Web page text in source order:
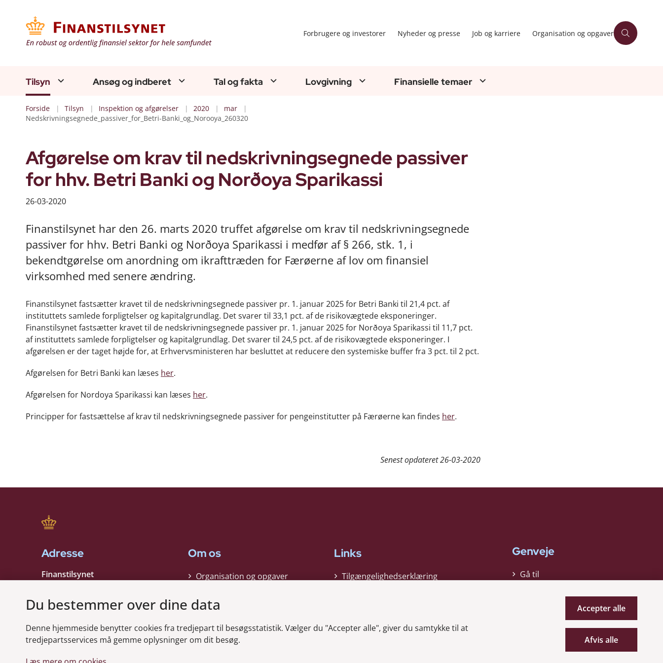
Forbrugere og investorer Nyheder og presse Job og karriere Organisation og opgaver
Tilsyn Ansøg og indberet Tal og fakta Lovgivning Finansielle temaer
Forside Tilsyn Inspektion og afgørelser 2020
mar
Nedskrivningsegnede_passiver_for_Betri-Banki_og_Norooya_260320
Afgørelse om krav til nedskrivningsegnede passiver
for hhv. Betri Banki og Norðoya Sparikassi
26-03-2020
Finanstilsynet har den 26. marts 2020 truffet afgørelse om krav til nedskrivningsegnede
passiver for hhv. Betri Banki og Norðoya Sparikassi i medfør af § 266, stk. 1, i
bekendtgørelse om anordning om ikrafttræden for Færøerne af lov om finansiel
virksomhed med senere ændring.
Finanstilsynet fastsætter kravet til de nedskrivningsegnede passiver pr. 1. januar 2025 for Betri Banki til 21,4 pct. af
instituttets samlede forpligtelser og kapitalgrundlag. Det svarer til 33,1 pct. af de risikovægtede eksponeringer.
Finanstilsynet fastsætter kravet til de nedskrivningsegnede passiver pr. 1. januar 2025 for Norðoya Sparikassi til 11,7 pct.
af instituttets samlede forpligtelser og kapitalgrundlag. Det svarer til 24,5 pct. af de risikovægtede eksponeringer. I
afgørelsen er der taget højde for, at Erhvervsministeren har besluttet at reducere den systemiske buffer fra 3 pct. til 2 pct.
Afgørelsen for Betri Banki kan læses her.
Afgørelsen for Nordoya Sparikassi kan læses her.
Principper for fastsættelse af krav til nedskrivningsegnede passiver for pengeinstitutter på Færøerne kan findes her.
Senest opdateret26-03-2020
Adresse
Finanstilsynet
1401 København K
CVR nummer:10598184
Om os
Organisation og opgaver
Kontakt
Modtag nyheder
Links
Tilgængelighedserklæring
Whistleblower
Genveje
Gå til
Du bestemmer over dine data
Denne hjemmeside benytter cookies fra tredjepart til besøgsstatistik. Vælger du "Accepter alle", giver du samtykke til at
tredjepartsservices må gemme oplysninger om dit besøg.
Accepter alle
Afvis alle